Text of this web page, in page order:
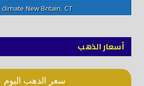
New Britain, CT
أسعار الذهب